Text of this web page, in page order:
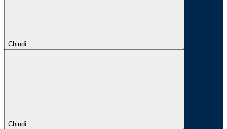
Chiudi
Chiudi